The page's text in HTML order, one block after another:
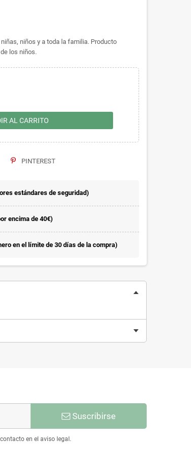
niños y a toda la familia. Producto
los niños.
AL CARRITO
PINTEREST
estándares de seguridad)
encima de 40€)
en el límite de 30 días de la compra)
Suscribirse
en el aviso legal.